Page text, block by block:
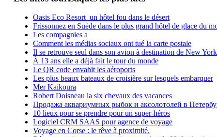
Oasis Eco Resort un hôtel fou dans le désert
Frissonnez en Suède dans le plus grand hôtel de glace du
Les compagnies a
Comment les médias sociaux ont tué la carte postale
Il se retrouve seul dans son avion à destination de New York
À 13 ans elle a déjà fait le tour du monde
Le QR code envahit les aéroports
Les plus beaux bateaux de croisière sur lesquels embarquer
Mer Kaikoura
Robert Doisneau la six chevaux des vacances
Продажа аквариумных рыбок и аксолотолей в
10 lieux pour se prendre pour un super-héros
Logiciel CRM SAAS pour agence de voyage
Voyage en Corse : le rêve à proximité.